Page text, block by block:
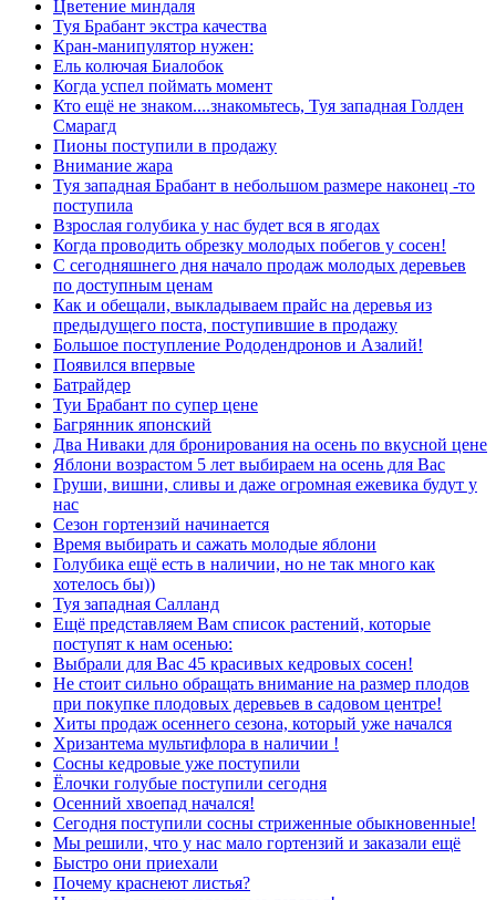
Цветение миндаля
Туя Брабант экстра качества
Кран-манипулятор нужен:
Ель колючая Биалобок
Когда успел поймать момент
Кто ещё не знаком....знакомьтесь, Туя западная Голден
Смарагд
Пионы поступили в продажу
Внимание жара
Туя западная Брабант в небольшом размере наконец -то
поступила
Взрослая голубика у нас будет вся в ягодах
Когда проводить обрезку молодых побегов у сосен!
С сегодняшнего дня начало продаж молодых деревьев
по доступным ценам
Как и обещали, выкладываем прайс на деревья из
предыдущего поста, поступившие в продажу
Большое поступление Рододендронов и Азалий!
Появился впервые
Батрайдер
Туи Брабант по супер цене
Багрянник японский
Два Ниваки для бронирования на осень по вкусной цене
Яблони возрастом 5 лет выбираем на осень для Вас
Груши, вишни, сливы и даже огромная ежевика будут у
нас
Сезон гортензий начинается
Время выбирать и сажать молодые яблони
Голубика ещё есть в наличии, но не так много как
хотелось бы))
Туя западная Салланд
Ещё представляем Вам список растений, которые
поступят к нам осенью:
Выбрали для Вас 45 красивых кедровых сосен!
Не стоит сильно обращать внимание на размер плодов
при покупке плодовых деревьев в садовом центре!
Хиты продаж осеннего сезона, который уже начался
Хризантема мультифлора в наличии !
Сосны кедровые уже поступили
Ёлочки голубые поступили сегодня
Осенний хвоепад начался!
Сегодня поступили сосны стриженные обыкновенные!
Мы решили, что у нас мало гортензий и заказали ещё
Быстро они приехали
Почему краснеют листья?